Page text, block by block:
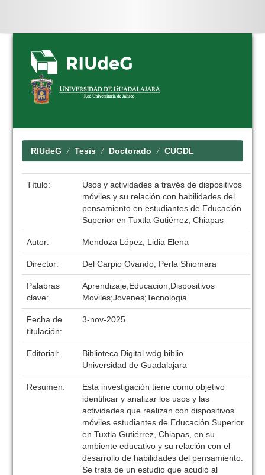
Skip
navigation
RIUdeG Tesis Doctorado CUGDL
Título:
Usos y actividades a través de dispositivos
móviles y su relación con habilidades del
pensamiento en estudiantes de Educación
Superior en Tuxtla Gutiérrez, Chiapas
Autor: Mendoza López, Lidia Elena
Director: Del Carpio Ovando, Perla Shiomara
Palabras
clave:
Aprendizaje;Educacion;Dispositivos
Moviles;Jovenes;Tecnologia.
Fecha de
titulación:
3-nov-2025
Editorial:
Biblioteca Digital wdg.biblio
Universidad de Guadalajara
Resumen:
Esta investigación tiene como objetivo
identificar y analizar los usos y las
actividades que realizan con dispositivos
móviles estudiantes de Educación Superior
en Tuxtla Gutiérrez, Chiapas, en su
ambiente educativo y su relación con el
desarrollo de habilidades del pensamiento.
Se trata de un estudio que acudió al